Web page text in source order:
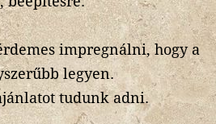
impregnálni, hogy a
legyen.
tudunk adni.